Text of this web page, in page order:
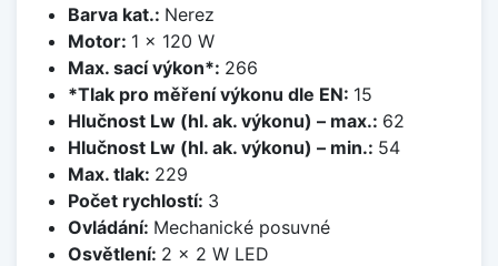
Barva kat.: Nerez
Motor: 1 × 120 W
Max. sací výkon*: 266
*Tlak pro měření výkonu dle EN: 15
Hlučnost Lw (hl. ak. výkonu) – max.: 62
Hlučnost Lw (hl. ak. výkonu) – min.: 54
Max. tlak: 229
Počet rychlostí: 3
Ovládání: Mechanické posuvné
Osvětlení: 2 × 2 W LED